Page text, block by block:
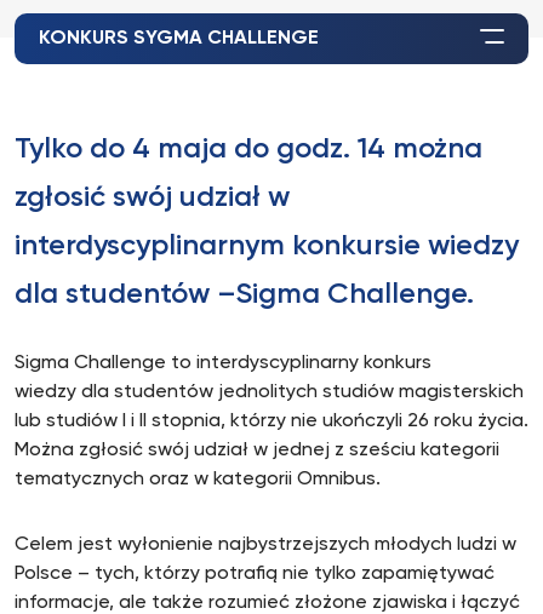
KONKURS SYGMA CHALLENGE
Tylko do 4 maja do godz. 14 można
zgłosić swój udział w
interdyscyplinarnym konkursie wiedzy
dla studentów –Sigma Challenge.
Sigma Challenge to interdyscyplinarny konkurs
wiedzy dla studentów jednolitych studiów magisterskich
lub studiów I i II stopnia, którzy nie ukończyli 26 roku życia.
Można zgłosić swój udział w jednej z sześciu kategorii
tematycznych oraz w kategorii Omnibus.
Celem jest wyłonienie najbystrzejszych młodych ludzi w
Polsce – tych, którzy potrafią nie tylko zapamiętywać
informacje, ale także rozumieć złożone zjawiska i łączyć